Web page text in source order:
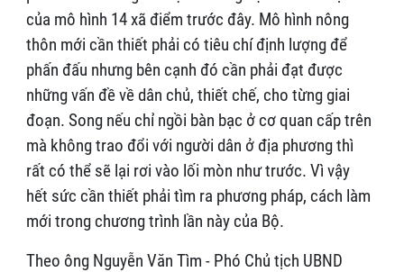
của mô hình 14 xã điểm trước đây. Mô hình nông
thôn mới cần thiết phải có tiêu chí định lượng để
phấn đấu nhưng bên cạnh đó cần phải đạt được
những vấn đề về dân chủ, thiết chế, cho từng giai
đoạn. Song nếu chỉ ngồi bàn bạc ở cơ quan cấp trên
mà không trao đổi với người dân ở địa phương thì
rất có thể sẽ lại rơi vào lối mòn như trước. Vì vậy
hết sức cần thiết phải tìm ra phương pháp, cách làm
mới trong chương trình lần này của Bộ.
Theo ông Nguyễn Văn Tìm - Phó Chủ tịch UBND